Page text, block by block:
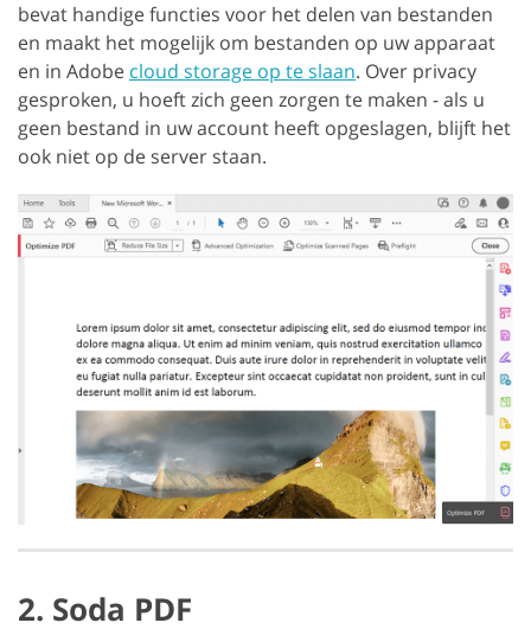
bevat handige functies voor het delen van bestanden
en maakt het mogelijk om bestanden op uw apparaat
en in Adobe cloud storage op te slaan. Over privacy
gesproken, u hoeft zich geen zorgen te maken - als u
geen bestand in uw account heeft opgeslagen, blijft het
ook niet op de server staan.
2. Soda PDF